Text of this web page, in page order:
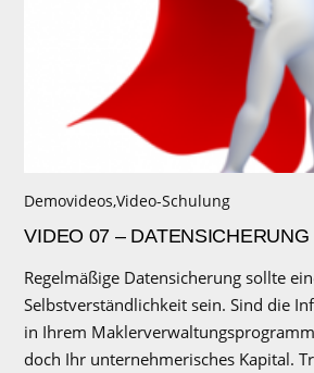
Demovideos,Video-Schulung
VIDEO 07 –
Regelmäßige Datensicherung sollte
Selbstverständlichkeit sein. Sind die
in Ihrem
doch Ihr unternehmerisches Kapital.